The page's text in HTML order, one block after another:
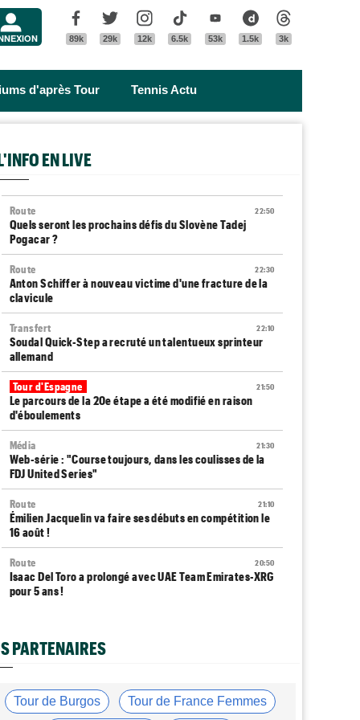
Facebook
89k
Twitter
29k
Instagram
12k
Tik Tok
6.5k
Youtube
53k
Dailymotion
1.5k 3k
d'après Tour Tennis Actu
EN LIVE
22:50
Route
Quels seront les prochains défis du Slovène Tadej
Pogacar ?
22:30
Route
Anton Schiffer à nouveau victime d'une fracture de la
clavicule
22:10
Transfert
Soudal Quick-Step a recruté un talentueux sprinteur
allemand
21:50
Tour d'Espagne
Le parcours de la 20e étape a été modifié en raison
d'éboulements
21:30
Média
Web-série : "Course toujours, dans les coulisses de la
FDJ United Series"
21:10
Route
Émilien Jacquelin va faire ses débuts en compétition le
16 août !
20:50
Route
Isaac Del Toro a prolongé avec UAE Team Emirates-XRG
pour 5 ans !
monnaie courante"
Le Mercato vélo est ouvert... toutes les dernières infos
et rumeurs
PARTENAIRES
Tour de Burgos Tour de France Femmes